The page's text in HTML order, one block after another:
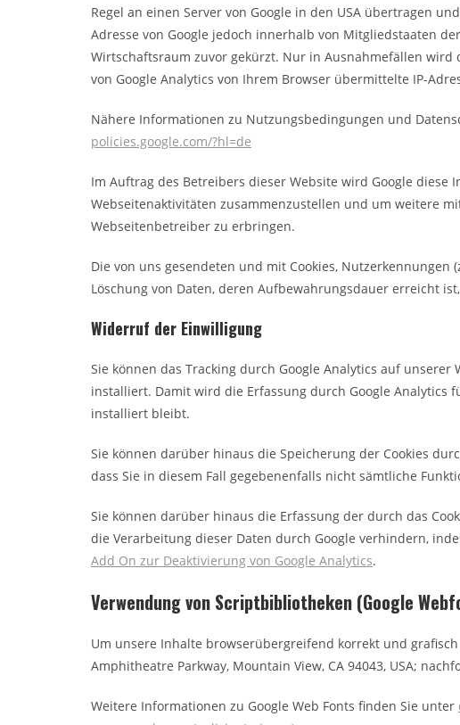
Regel an einen Server von Google in den USA übertragen
Adresse von Google jedoch innerhalb von Mitgliedstaaten
Wirtschaftsraum zuvor gekürzt. Nur in Ausnahmefällen wird
von Google Analytics von Ihrem Browser übermittelte IP-
Nähere Informationen zu Nutzungsbedingungen und
policies.google.com/?hl=de
Im Auftrag des Betreibers dieser Website wird Google
Webseitenaktivitäten zusammenzustellen und um weitere
Webseitenbetreiber zu erbringen.
Die von uns gesendeten und mit Cookies,
Löschung von Daten, deren Aufbewahrungsdauer erreicht
Widerruf der Einwilligung
Sie können das Tracking durch Google Analytics auf
installiert. Damit wird die Erfassung durch Google Analytics
installiert bleibt.
Sie können darüber hinaus die Speicherung der Cookies
dass Sie in diesem Fall gegebenenfalls nicht sämtliche
Sie können darüber hinaus die Erfassung der durch das
die Verarbeitung dieser Daten durch Google verhindern,
Add On zur Deaktivierung von Google Analytics.
Verwendung von Scriptbibliotheken (Google
Um unsere Inhalte browserübergreifend korrekt und grafisch
Amphitheatre Parkway, Mountain View, CA 94043, USA;
Weitere Informationen zu Google Web Fonts finden Sie unter